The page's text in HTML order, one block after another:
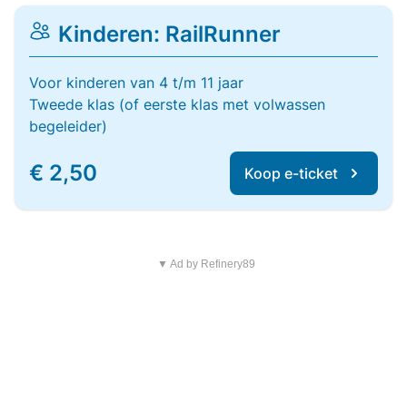
Kinderen: RailRunner
Voor kinderen van 4 t/m 11 jaar
Tweede klas (of eerste klas met volwassen
begeleider)
€ 2,50 Koop e-ticket
▼ Ad by Refinery89